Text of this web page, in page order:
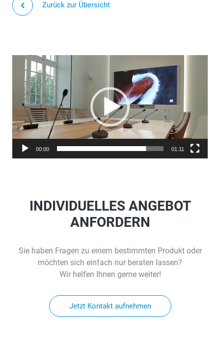
Zurück zur Übersicht
Video-
Player
00:00 01:11
INDIVIDUELLES ANGEBOT
ANFORDERN
Sie haben Fragen zu einem bestimmten Produkt oder
möchten sich einfach nur beraten lassen?
Wir helfen Ihnen gerne weiter!
Jetzt Kontakt aufnehmen